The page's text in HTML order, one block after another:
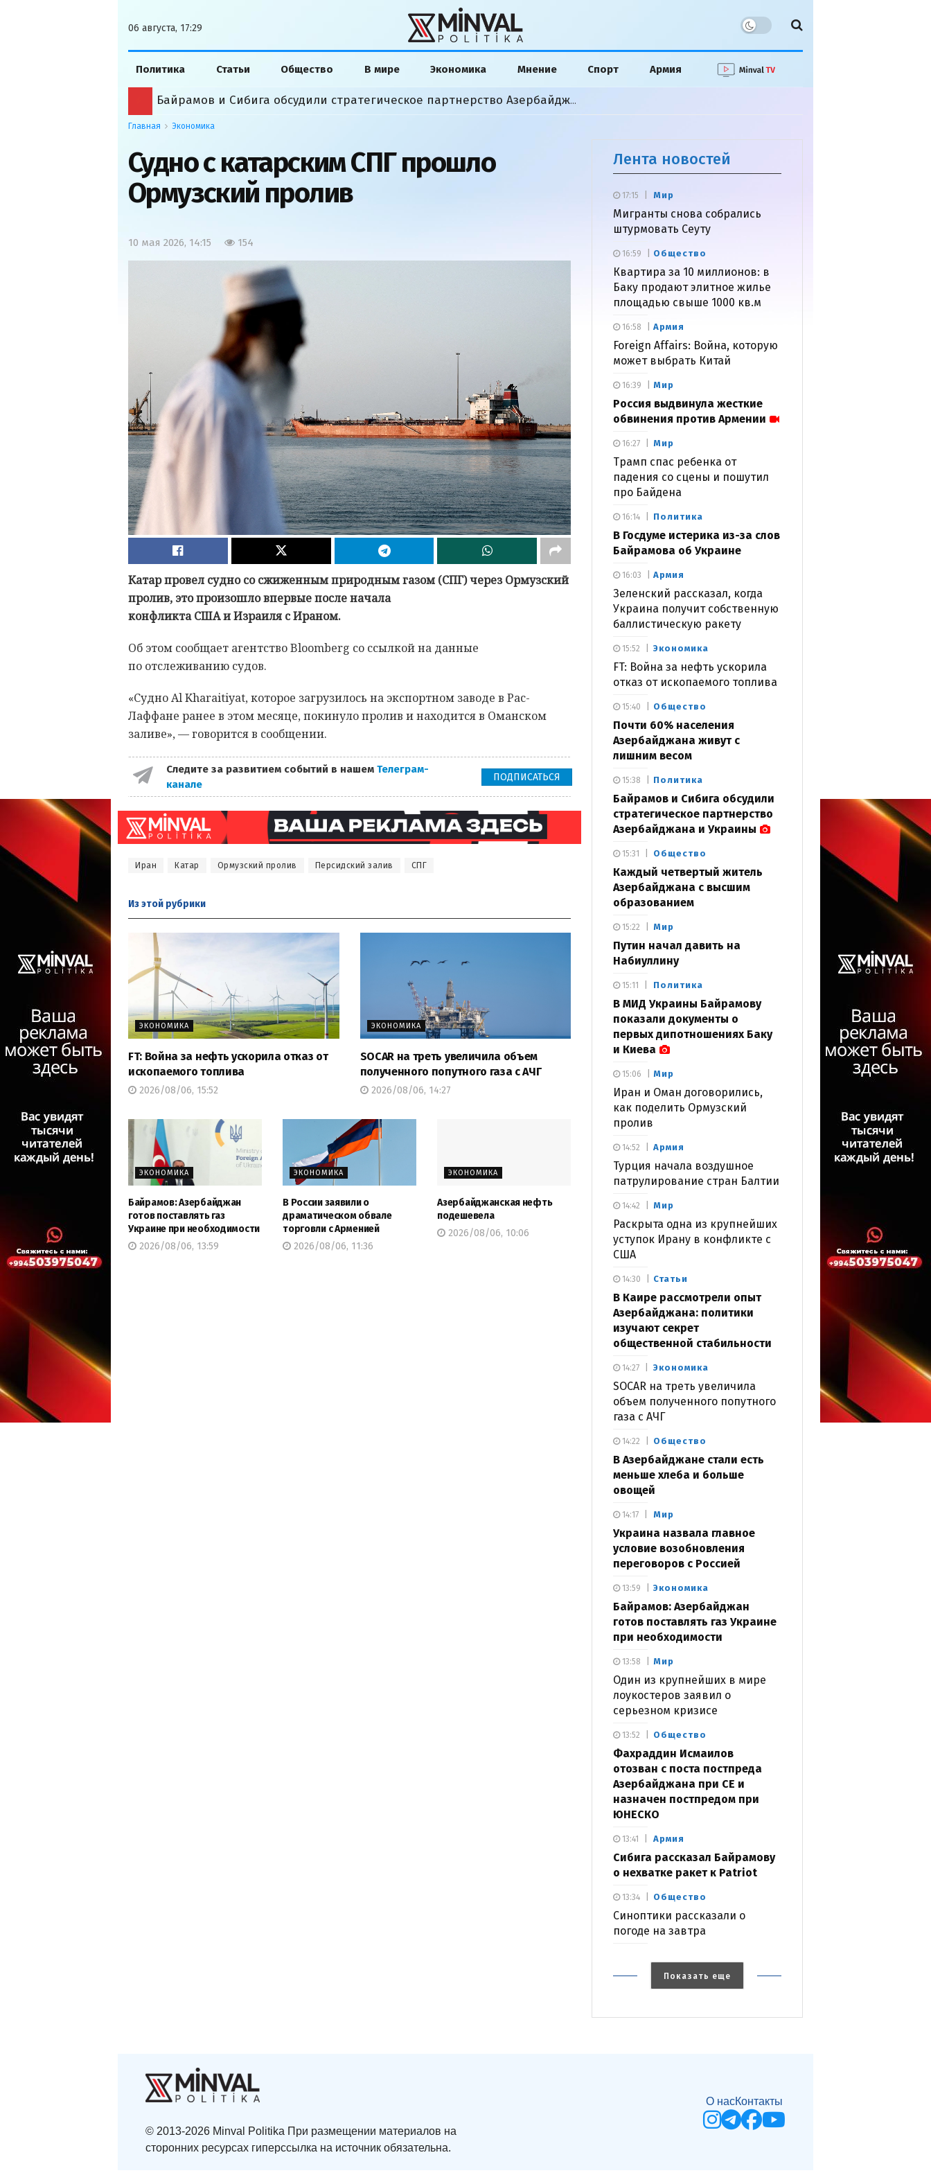
06 августа, 17:29
Политика Статьи Общество В мире Экономика Мнение Спорт Армия
Байрамов и Сибига обсудили стратегическое партнерство Азербайджана и Украины
Главная Экономика
Судно с катарским СПГ прошло
Ормузский пролив
10 мая 2026, 14:15 154
Катар провел судно со сжиженным природным газом (СПГ) через Ормузский
пролив, это произошло впервые после начала
конфликта США и Израиля с Ираном.
Об этом сообщает агентство Bloomberg со ссылкой на данные
по отслеживанию судов.
«Судно Al Kharaitiyat, которое загрузилось на экспортном заводе в Рас-
Лаффане ранее в этом месяце, покинуло пролив и находится в Оманском
заливе», — говорится в сообщении.
Следите за развитием событий в нашем Телеграм-
канале
ПОДПИСАТЬСЯ
Иран Катар Ормузский пролив Персидский залив СПГ
Из этой рубрики
ЭКОНОМИКА
FT: Война за нефть ускорила отказ от
ископаемого топлива
2026/08/06, 15:52
ЭКОНОМИКА
SOCAR на треть увеличила объем
полученного попутного газа с АЧГ
2026/08/06, 14:27
ЭКОНОМИКА
Байрамов: Азербайджан
готов поставлять газ
Украине при необходимости
2026/08/06, 13:59
ЭКОНОМИКА
В России заявили о
драматическом обвале
торговли с Арменией
2026/08/06, 11:36
ЭКОНОМИКА
Азербайджанская нефть
подешевела
2026/08/06, 10:06
Лента новостей
Мир
Мигранты снова собрались
штурмовать Сеуту
17:15
Общество
Квартира за 10 миллионов: в
Баку продают элитное жилье
площадью свыше 1000 кв.м
16:59
Армия
Foreign Affairs: Война, которую
может выбрать Китай
16:58
Мир
Россия выдвинула жесткие
обвинения против Армении
16:39
Мир
Трамп спас ребенка от
падения со сцены и пошутил
про Байдена
16:27
Политика
В Госдуме истерика из-за слов
Байрамова об Украине
16:14
Армия
Зеленский рассказал, когда
Украина получит собственную
баллистическую ракету
16:03
Экономика
FT: Война за нефть ускорила
отказ от ископаемого топлива
15:52
Общество
Почти 60% населения
Азербайджана живут с
лишним весом
15:40
Политика
Байрамов и Сибига обсудили
стратегическое партнерство
Азербайджана и Украины
15:38
Общество
Каждый четвертый житель
Азербайджана с высшим
образованием
15:31
Мир
Путин начал давить на
Набиуллину
15:22
Политика
В МИД Украины Байрамову
показали документы о
первых дипотношениях Баку
и Киева
15:11
Мир
Иран и Оман договорились,
как поделить Ормузский
пролив
15:06
Армия
Турция начала воздушное
патрулирование стран Балтии
14:52
Мир
Раскрыта одна из крупнейших
уступок Ирану в конфликте с
США
14:42
Статьи
В Каире рассмотрели опыт
Азербайджана: политики
изучают секрет
общественной стабильности
14:30
Экономика
SOCAR на треть увеличила
объем полученного попутного
газа с АЧГ
14:27
Общество
В Азербайджане стали есть
меньше хлеба и больше
овощей
14:22
Мир
Украина назвала главное
условие возобновления
переговоров с Россией
14:17
Экономика
Байрамов: Азербайджан
готов поставлять газ Украине
при необходимости
13:59
Мир
Один из крупнейших в мире
лоукостеров заявил о
серьезном кризисе
13:58
Общество
Фахраддин Исмаилов
отозван с поста постпреда
Азербайджана при СЕ и
назначен постпредом при
ЮНЕСКО
13:52
Армия
Сибига рассказал Байрамову
о нехватке ракет к Patriot
13:41
Общество
Синоптики рассказали о
погоде на завтра
13:34
Показать еще
© 2013-2026 Minval Politika При размещении материалов на
сторонних ресурсах гиперссылка на источник обязательна.
О насКонтакты